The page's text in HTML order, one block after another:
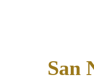
San